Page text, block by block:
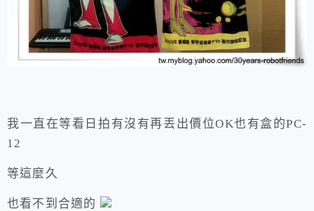
我一直在等看日拍有沒有再丟出價位OK也有盒的PC-
12
等這麼久
也看不到合適的